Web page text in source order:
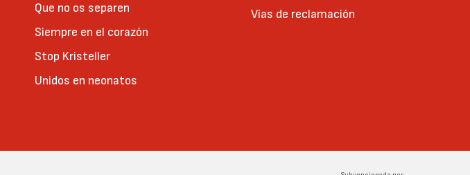
Que no os separen
Siempre en el corazón
Stop Kristeller
Unidos en neonatos
Vías de reclamación